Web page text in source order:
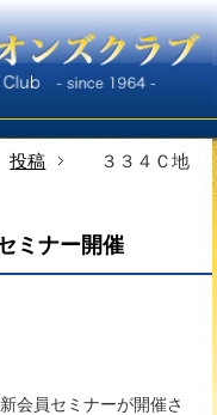
投稿
３３４Ｃ地
ミナー開催
会員セミナーが開催さ